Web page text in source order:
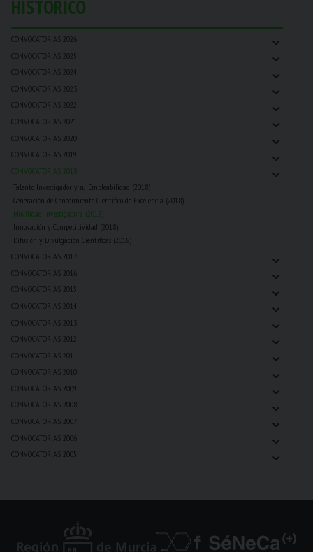
HISTÓRICO
CONVOCATORIAS 2026 ⌄
CONVOCATORIAS 2025 ⌄
CONVOCATORIAS 2024 ⌄
CONVOCATORIAS 2023 ⌄
CONVOCATORIAS 2022 ⌄
CONVOCATORIAS 2021 ⌄
CONVOCATORIAS 2020 ⌄
CONVOCATORIAS 2019 ⌄
CONVOCATORIAS 2018 ⌄
Talento Investigador y su Empleabilidad (2018)
Generación de Conocimiento Científico de Excelencia (2018)
Movilidad Investigadora (2018)
Innovación y Competitividad (2018)
Difusión y Divulgación Cientificas (2018)
CONVOCATORIAS 2017
⌄
CONVOCATORIAS 2016 ⌄
CONVOCATORIAS 2015 ⌄
CONVOCATORIAS 2014 ⌄
CONVOCATORIAS 2013 ⌄
CONVOCATORIAS 2012 ⌄
CONVOCATORIAS 2011 ⌄
CONVOCATORIAS 2010 ⌄
CONVOCATORIAS 2009 ⌄
CONVOCATORIAS 2008 ⌄
CONVOCATORIAS 2007 ⌄
CONVOCATORIAS 2006 ⌄
CONVOCATORIAS 2005 ⌄